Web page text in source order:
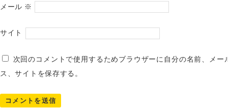
メール ※
サイト
次回のコメントで使用するためブラウザーに自分の名前、メー
ス、サイトを保存する。